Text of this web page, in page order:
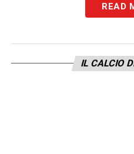
READ
IL CALCIO